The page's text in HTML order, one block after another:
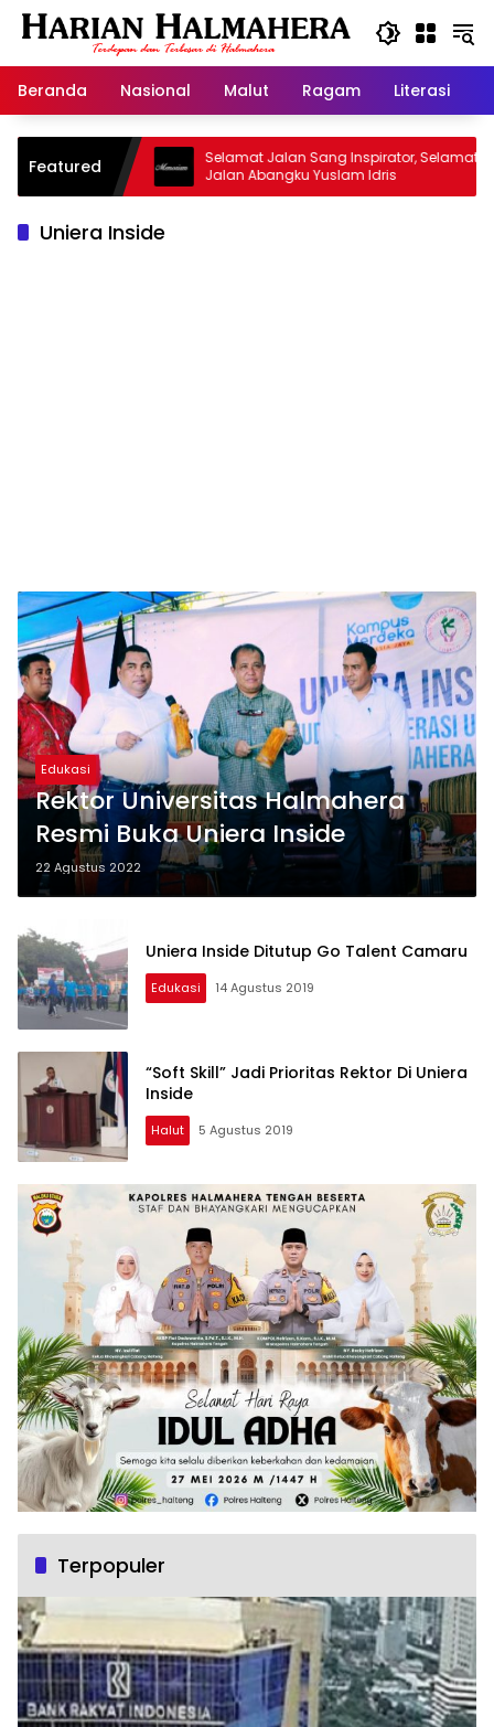
Langsung
Beranda
Nasional Malut Ragam Literasi
Featured
Warisan
Selamat Jalan Sang Inspirator, Selamat
Jalan Abangku Yuslam Idris
Uniera Inside
Edukasi
Rektor Universitas Halmahera
Resmi Buka Uniera Inside
22 Agustus 2022
Uniera Inside Ditutup Go Talent Camaru
Edukasi 14 Agustus 2019
“Soft Skill” Jadi Prioritas Rektor Di Uniera
Inside
Halut 5 Agustus 2019
Terpopuler